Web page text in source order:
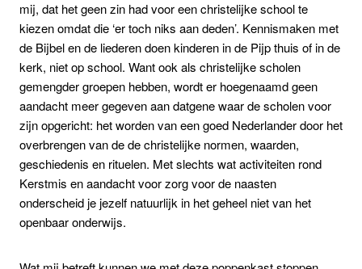
mij, dat het geen zin had voor een christelijke school te
kiezen omdat die ‘er toch niks aan deden’. Kennismaken met
de Bijbel en de liederen doen kinderen in de Pijp thuis of in de
kerk, niet op school. Want ook als christelijke scholen
gemengder groepen hebben, wordt er hoegenaamd geen
aandacht meer gegeven aan datgene waar de scholen voor
zijn opgericht: het worden van een goed Nederlander door het
overbrengen van de de christelijke normen, waarden,
geschiedenis en rituelen. Met slechts wat activiteiten rond
Kerstmis en aandacht voor zorg voor de naasten
onderscheid je jezelf natuurlijk in het geheel niet van het
openbaar onderwijs.